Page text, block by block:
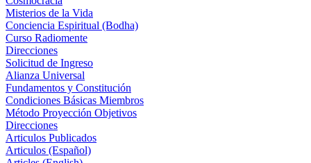
Misterios de la Vida
Conciencia Espiritual (Bodha)
Curso Radiomente
Direcciones
Solicitud de Ingreso
Alianza Universal
Fundamentos y Constitución
Condiciones Básicas Miembros
Método Proyección Objetivos
Direcciones
Articulos Publicados
Articulos (Español)